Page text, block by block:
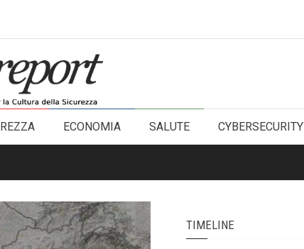
ECONOMIA SALUTE CYBERSECURITY
TIMELINE